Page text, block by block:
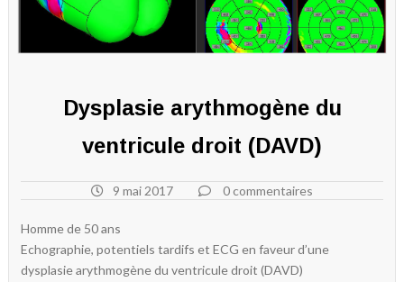
Dysplasie arythmogène du
ventricule droit (DAVD)
9 mai 2017 0 commentaires
Homme de 50 ans
Echographie, potentiels tardifs et ECG en faveur d’une
dysplasie arythmogène du ventricule droit (DAVD)